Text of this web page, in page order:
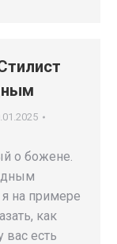
о божене.
я на примере
как
вас есть